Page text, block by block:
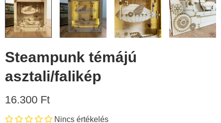
Steampunk témájú
asztali/falikép
16.300 Ft​
Nincs értékelés